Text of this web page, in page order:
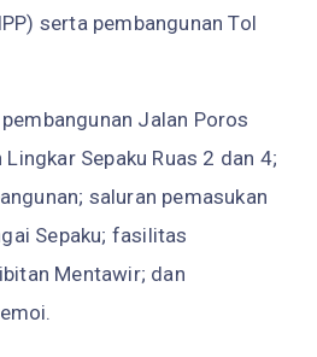
serta pembangunan Tol
Jalan Poros
Sepaku Ruas 2 dan 4;
saluran pemasukan
Sepaku; fasilitas
Mentawir; dan